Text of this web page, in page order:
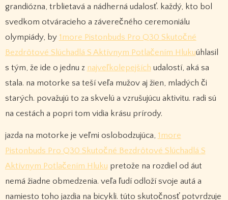
grandiózna, trblietavá a nádherná udalosť. každý, kto bol
svedkom otváracieho a záverečného ceremoniálu
olympiády, by 1more Pistonbuds Pro Q30 Skutočné
Bezdrôtové Slúchadlá S Aktívnym Potlačením Hlukuúhlasil
s tým, že ide o jednu z najveľkolepejších udalostí, aká sa
stala. na motorke sa teší veľa mužov aj žien, mladých či
starých. považujú to za skvelú a vzrušujúcu aktivitu. radi sú
na cestách a popri tom vidia krásu prírody.
jazda na motorke je veľmi oslobodzujúca, 1more
Pistonbuds Pro Q30 Skutočné Bezdrôtové Slúchadlá S
Aktívnym Potlačením Hluku pretože na rozdiel od áut
nemá žiadne obmedzenia. veľa ľudí odloží svoje autá a
namiesto toho jazdia na bicykli. túto skutočnosť potvrdzuje